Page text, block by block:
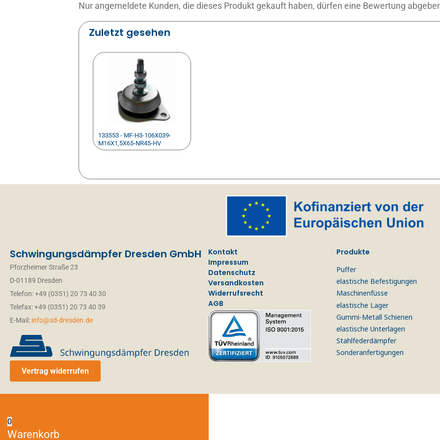
Nur angemeldete Kunden, die dieses Produkt gekauft haben, dürfen eine Bewertung
Zuletzt gesehen
133553 - MF-H3-106X039-
M16X1,5X65-NR45-HV
Schwingungsdämpfer Dresden GmbH
Pforzheimer Straße 23
D-01189 Dresden
Telefon: +49 (0351) 20 73 40 30
Telefax: +49 (0351) 20 73 40 39
E-Mail: info@sd-dresden.de
Vertrag widerrufen
Kontakt
Impressum
Datenschutz
Versandkosten
Widerrufsrecht
AGB
Produkte
Puffer
elastische Befestigungen
Maschinenfüsse
elastische Lager
Gummi-Metall Schienen
elastische Unterlagen
Stahlfederdämpfer
Sonderanfertigungen
0
Warenkorb